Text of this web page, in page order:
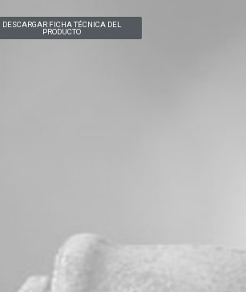
DESCARGAR FICHA TÉCNICA DEL
PRODUCTO